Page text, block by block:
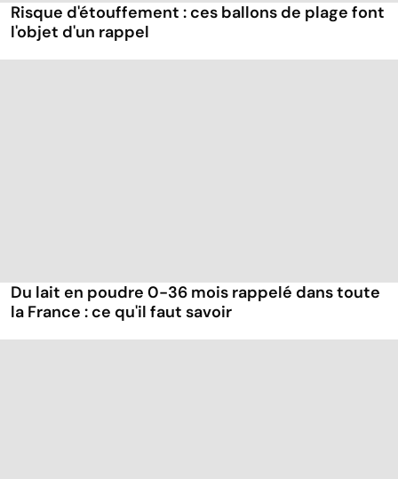
Risque d'étouffement : ces ballons de plage font
l'objet d'un rappel
Du lait en poudre 0-36 mois rappelé dans toute
la France : ce qu'il faut savoir